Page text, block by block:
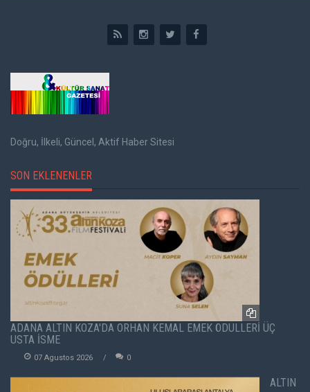
Doğru, İlkeli, Güncel, Aktif Haber Sitesi
SON EKLENENLER
ADANA ALTIN KOZA'DA ORHAN KEMAL EMEK ÖDÜLLERİ ÜÇ
USTA İSME
07 Agustos 2026 0
ALTIN